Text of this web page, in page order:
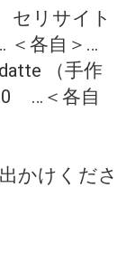
セリサイト
＜各自＞…
（手作
…＜各自
かけくださ